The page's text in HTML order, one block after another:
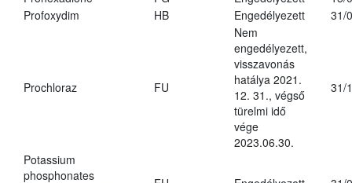
Profoxydim
HB Engedélyezett 31/
Prochloraz FU
Nem
engedélyezett,
visszavonás
hatálya 2021.
12. 31., végső
türelmi idő
vége
2023.06.30.
31/
Potassium
phosphonates